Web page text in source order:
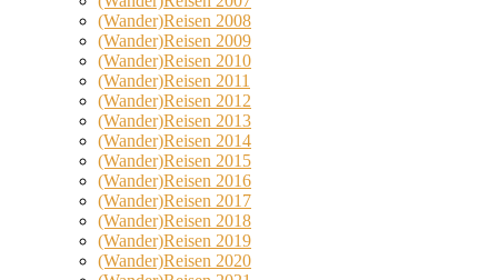
(Wander)Reisen 2008
(Wander)Reisen 2009
(Wander)Reisen 2010
(Wander)Reisen 2011
(Wander)Reisen 2012
(Wander)Reisen 2013
(Wander)Reisen 2014
(Wander)Reisen 2015
(Wander)Reisen 2016
(Wander)Reisen 2017
(Wander)Reisen 2018
(Wander)Reisen 2019
(Wander)Reisen 2020